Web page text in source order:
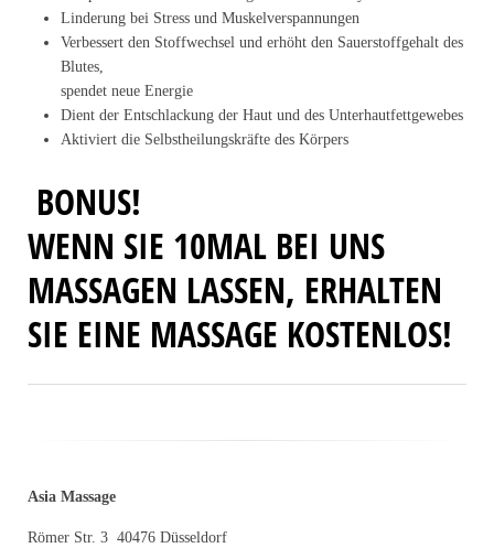
Linderung bei Stress und Muskelverspannungen
Verbessert den Stoffwechsel und erhöht den Sauerstoffgehalt des
Blutes,
spendet neue Energie
Dient der Entschlackung der Haut und des Unterhautfettgewebes
Aktiviert die Selbstheilungskräfte des Körpers
BONUS!
WENN SIE 10MAL BEI UNS
MASSAGEN LASSEN, ERHALTEN
SIE EINE MASSAGE KOSTENLOS!
Asia Massage
Römer Str. 3 40476 Düsseldorf